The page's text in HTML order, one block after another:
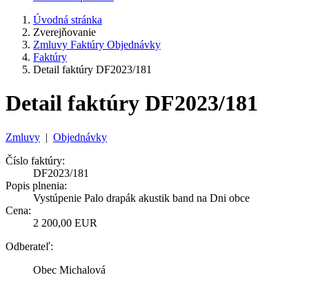
Úvodná stránka
Zverejňovanie
Zmluvy Faktúry Objednávky
Faktúry
Detail faktúry DF2023/181
Detail faktúry DF2023/181
Zmluvy | Objednávky
Číslo faktúry:
DF2023/181
Popis plnenia:
Vystúpenie Palo drapák akustik band na Dni obce
Cena:
2 200,00 EUR
Odberateľ:
Obec Michalová